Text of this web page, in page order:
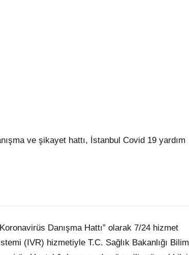
ve şikayet hattı, İstanbul Covid 19 yardım
Danışma Hattı” olarak 7/24 hizmet
(IVR) hizmetiyle T.C. Sağlık Bakanlığı Bilim